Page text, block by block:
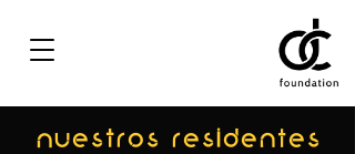
NUESTROS residentes